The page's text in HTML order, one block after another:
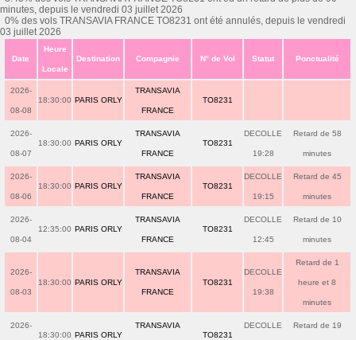
minutes, depuis le vendredi 03 juillet 2026
0% des vols TRANSAVIA FRANCE TO8231 ont été annulés, depuis le vendredi
03 juillet 2026
Date
Heure
Locale
Destination Compagnie N° de Vol Statut Ponctualité
2026-
08-08
18:30:00 PARIS ORLY
TRANSAVIA
FRANCE
TO8231
2026-
08-07
18:30:00 PARIS ORLY
TRANSAVIA
FRANCE
TO8231
DECOLLE
19:28
Retard de 58
minutes
2026-
08-06
18:30:00 PARIS ORLY
TRANSAVIA
FRANCE
TO8231
DECOLLE
19:15
Retard de 45
minutes
2026-
08-04
12:35:00 PARIS ORLY
TRANSAVIA
FRANCE
TO8231
DECOLLE
12:45
Retard de 10
minutes
2026-
08-03
18:30:00 PARIS ORLY
TRANSAVIA
FRANCE
TO8231
DECOLLE
19:38
Retard de 1
heure et 8
minutes
2026-
18:30:00 PARIS ORLY
TRANSAVIA
TO8231
DECOLLE Retard de 19